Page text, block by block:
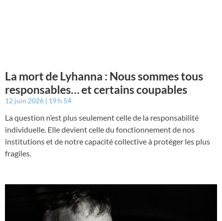
La mort de Lyhanna : Nous sommes tous
responsables… et certains coupables
12 juin 2026 19 h 54
La question n’est plus seulement celle de la responsabilité
individuelle. Elle devient celle du fonctionnement de nos
institutions et de notre capacité collective à protéger les plus
fragiles.